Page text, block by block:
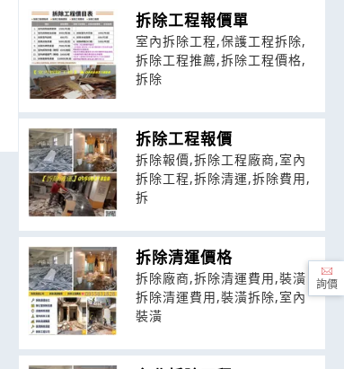
拆除工程報價單
室內拆除工程,保護工程拆除,
拆除工程推薦,拆除工程價格,
拆除
拆除工程報價
拆除報價,拆除工程廠商,室內
拆除工程,拆除清運,拆除費用,
拆
拆除清運價格
拆除廠商,拆除清運費用,裝潢
拆除清運費用,裝潢拆除,室內
裝潢
詢價